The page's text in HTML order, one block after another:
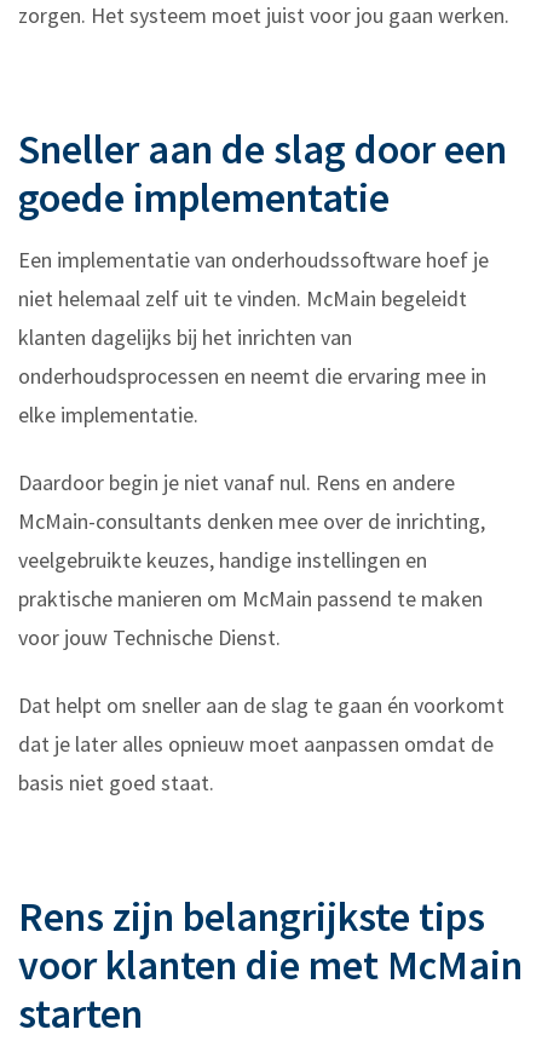
zorgen. Het systeem moet juist voor jou gaan werken.
Sneller aan de slag door een
goede implementatie
Een implementatie van onderhoudssoftware hoef je
niet helemaal zelf uit te vinden. McMain begeleidt
klanten dagelijks bij het inrichten van
onderhoudsprocessen en neemt die ervaring mee in
elke implementatie.
Daardoor begin je niet vanaf nul. Rens en andere
McMain-consultants denken mee over de inrichting,
veelgebruikte keuzes, handige instellingen en
praktische manieren om McMain passend te maken
voor jouw Technische Dienst.
Dat helpt om sneller aan de slag te gaan én voorkomt
dat je later alles opnieuw moet aanpassen omdat de
basis niet goed staat.
Rens zijn belangrijkste tips
voor klanten die met McMain
starten